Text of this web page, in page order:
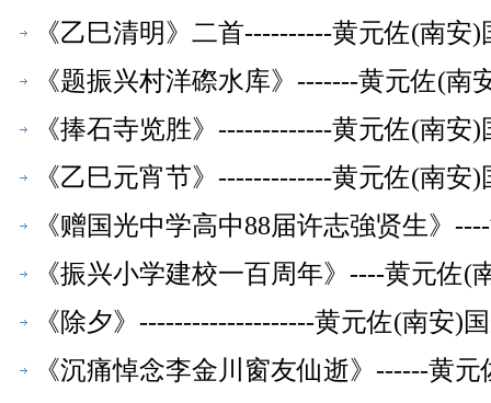
《乙巳清明》二首----------黄元佐(南
《题振兴村洋磜水库》-------黄元佐(
《捧石寺览胜》-------------黄元佐(南
《乙巳元宵节》-------------黄元佐(南
《赠国光中学高中88届许志強贤生》
《振兴小学建校一百周年》----黄元佐
《除夕》--------------------黄元佐(南安)
《沉痛悼念李金川窗友仙逝》------黄